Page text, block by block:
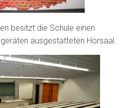
besitzt die Schule einen
ausgestatteten Hörsaal.